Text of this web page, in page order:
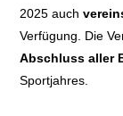
2025 auch
Verfügung. Die
Abschluss aller
Sportjahres.